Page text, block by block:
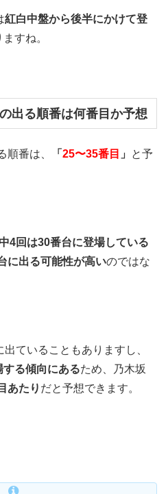
紅白中盤から後半にかけて登
すね。
出る順番は何番目か予想
順番は、 「 25〜35番目 」
と予
4回は30番台に登場している
に出る可能性が高いのではな
ていることもありますし、
る傾向にあるため、乃木坂
あたり だと予想できます。